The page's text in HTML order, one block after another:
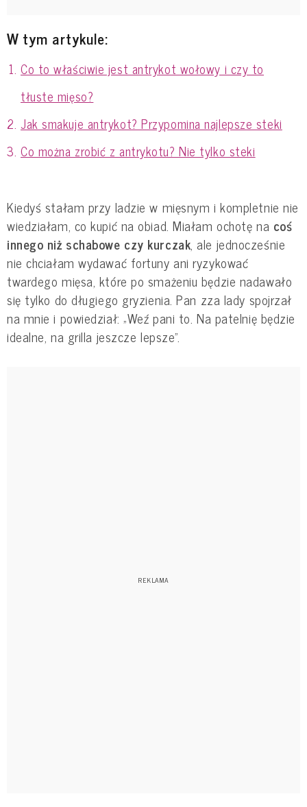
W tym artykule:
Co to właściwie jest antrykot wołowy i czy to
tłuste mięso?
Jak smakuje antrykot? Przypomina najlepsze steki
Co można zrobić z antrykotu? Nie tylko steki
Kiedyś stałam przy ladzie w mięsnym i kompletnie nie
wiedziałam, co kupić na obiad. Miałam ochotę na coś
innego niż schabowe czy kurczak, ale jednocześnie
nie chciałam wydawać fortuny ani ryzykować
twardego mięsa, które po smażeniu będzie nadawało
się tylko do długiego gryzienia. Pan zza lady spojrzał
na mnie i powiedział: „Weź pani to. Na patelnię będzie
idealne, na grilla jeszcze lepsze”.